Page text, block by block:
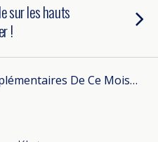
sur les hauts
!
De Ce Mois…